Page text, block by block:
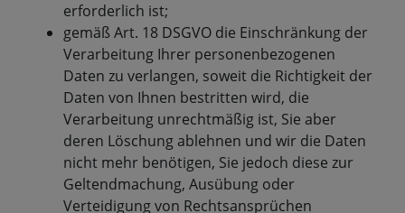
erforderlich ist;
gemäß Art. 18 DSGVO die Einschränkung der
Verarbeitung Ihrer personenbezogenen
Daten zu verlangen, soweit die Richtigkeit der
Daten von Ihnen bestritten wird, die
Verarbeitung unrechtmäßig ist, Sie aber
deren Löschung ablehnen und wir die Daten
nicht mehr benötigen, Sie jedoch diese zur
Geltendmachung, Ausübung oder
Verteidigung von Rechtsansprüchen